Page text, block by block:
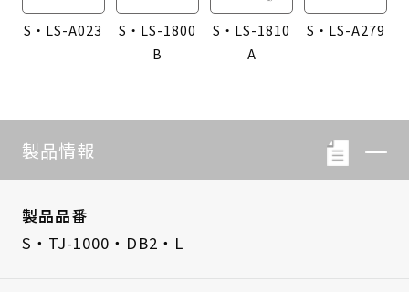
S・LS-A023
S・LS-1800
B
S・LS-1810
A
S・LS-A279
製品情報
製品品番
S・TJ-1000・DB2・L